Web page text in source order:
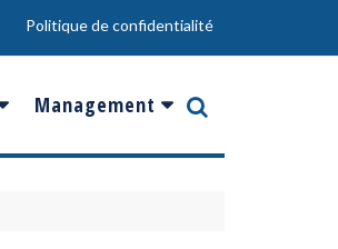
Politique de confidentialité
Management
Innovation